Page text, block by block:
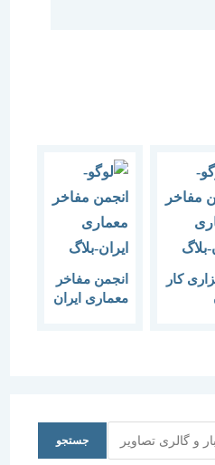
انجمن مفاخر
معماری ایران
تهران بیانیه
جستجو